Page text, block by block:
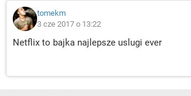
tomekm
3 cze 2017 o 13:22
Netflix to bajka najlepsze uslugi ever